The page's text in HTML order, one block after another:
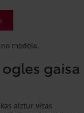
modeļa.
gaisa
aiztur visas